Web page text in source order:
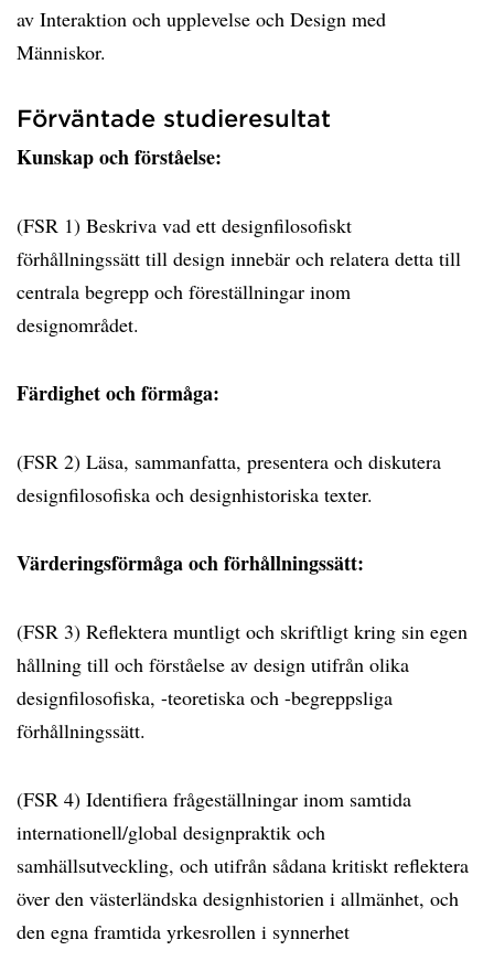
av Interaktion och upplevelse och Design med
Människor.
Förväntade studieresultat
Kunskap och förståelse:
(FSR 1) Beskriva vad ett designfilosofiskt
förhållningssätt till design innebär och relatera detta till
centrala begrepp och föreställningar inom
designområdet.
Färdighet och förmåga:
(FSR 2) Läsa, sammanfatta, presentera och diskutera
designfilosofiska och designhistoriska texter.
Värderingsförmåga och förhållningssätt:
(FSR 3) Reflektera muntligt och skriftligt kring sin egen
hållning till och förståelse av design utifrån olika
designfilosofiska, -teoretiska och -begreppsliga
förhållningssätt.
(FSR 4) Identifiera frågeställningar inom samtida
internationell/global designpraktik och
samhällsutveckling, och utifrån sådana kritiskt reflektera
över den västerländska designhistorien i allmänhet, och
den egna framtida yrkesrollen i synnerhet